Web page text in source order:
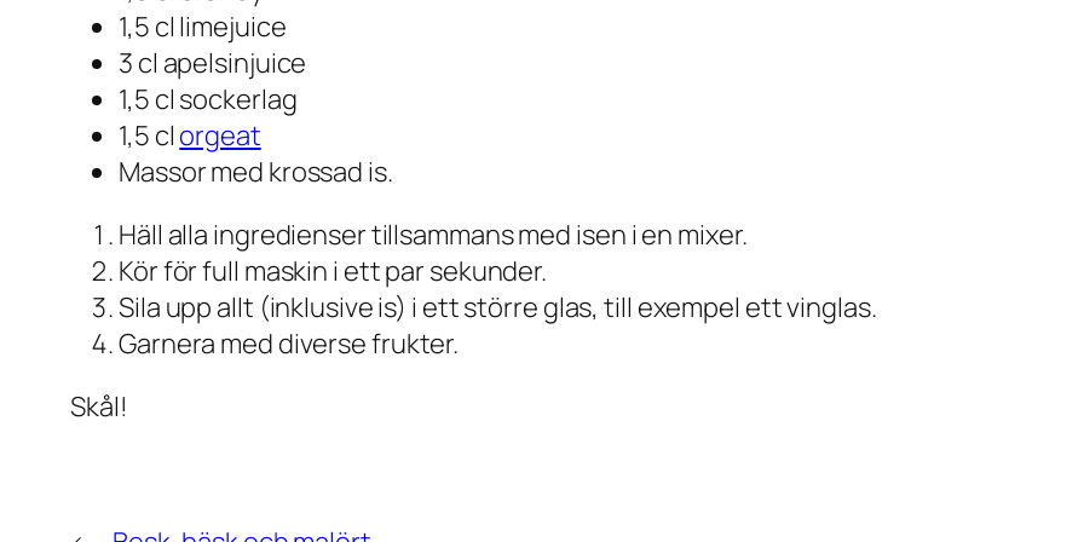
1,5 cl limejuice
3 cl apelsinjuice
1,5 cl sockerlag
1,5 cl orgeat
Massor med krossad is.
Häll alla ingredienser tillsammans med isen i en mixer.
Kör för full maskin i ett par sekunder.
Sila upp allt (inklusive is) i ett större glas, till exempel ett vinglas.
Garnera med diverse frukter.
Skål!